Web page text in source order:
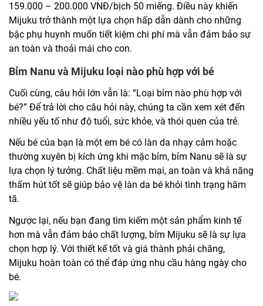
159.000 – 200.000 VNĐ/bịch 50 miếng. Điều này khiến
Mijuku trở thành một lựa chọn hấp dẫn dành cho những
bậc phụ huynh muốn tiết kiệm chi phí mà vẫn đảm bảo sự
an toàn và thoải mái cho con.
Bỉm Nanu và Mijuku loại nào phù hợp với bé
Cuối cùng, câu hỏi lớn vẫn là: “Loại bỉm nào phù hợp với
bé?” Để trả lời cho câu hỏi này, chúng ta cần xem xét đến
nhiều yếu tố như độ tuổi, sức khỏe, và thói quen của trẻ.
Nếu bé của bạn là một em bé có làn da nhạy cảm hoặc
thường xuyên bị kích ứng khi mặc bỉm, bỉm Nanu sẽ là sự
lựa chọn lý tưởng. Chất liệu mềm mại, an toàn và khả năng
thấm hút tốt sẽ giúp bảo vệ làn da bé khỏi tình trạng hăm
tã.
Ngược lại, nếu bạn đang tìm kiếm một sản phẩm kinh tế
hơn mà vẫn đảm bảo chất lượng, bỉm Mijuku sẽ là sự lựa
chọn hợp lý. Với thiết kế tốt và giá thành phải chăng,
Mijuku hoàn toàn có thể đáp ứng nhu cầu hàng ngày cho
bé.